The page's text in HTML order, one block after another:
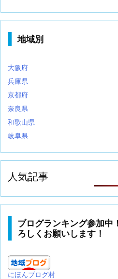
地域別
大阪府
兵庫県
京都府
奈良県
和歌山県
岐阜県
人気記事
ブログランキング参加中
ろしくお願いします！
にほんブログ村